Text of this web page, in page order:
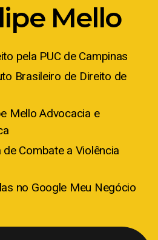
Mello
pela PUC de Campinas
Brasileiro de Direito de
Mello Advocacia e
Combate a Violência
no Google Meu Negócio